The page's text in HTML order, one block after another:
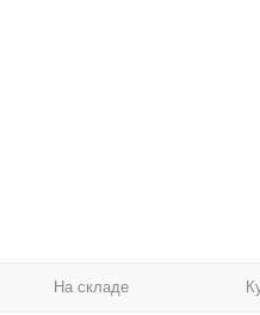
На складе